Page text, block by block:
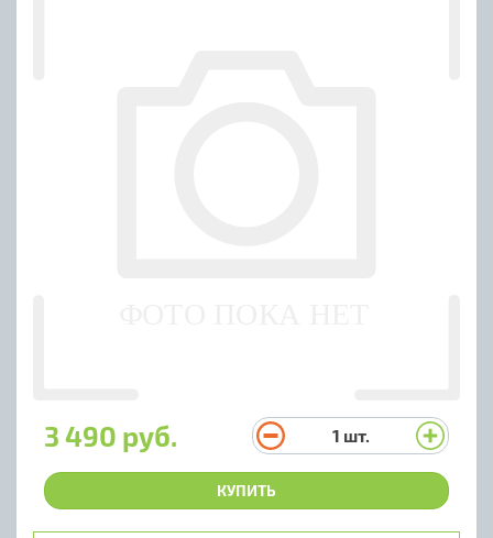
3 490 руб. 1 шт.
КУПИТЬ